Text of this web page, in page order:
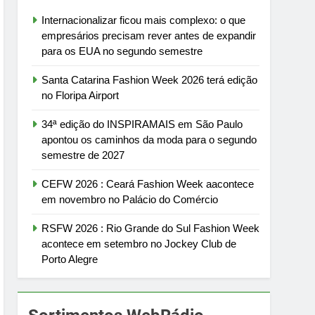
Internacionalizar ficou mais complexo: o que
empresários precisam rever antes de expandir
para os EUA no segundo semestre
Santa Catarina Fashion Week 2026 terá edição
no Floripa Airport
34ª edição do INSPIRAMAIS em São Paulo
apontou os caminhos da moda para o segundo
semestre de 2027
CEFW 2026 : Ceará Fashion Week aacontece
em novembro no Palácio do Comércio
RSFW 2026 : Rio Grande do Sul Fashion Week
acontece em setembro no Jockey Club de
Porto Alegre